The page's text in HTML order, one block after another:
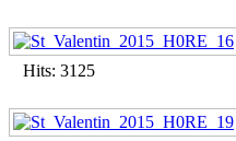
Hits: 3125